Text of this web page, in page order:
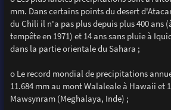
mm. Dans certains points du desert
du Chili il n'a pas plus depuis plus 400 ans
tempête en 1971) et 14 ans sans pluie à
dans la partie orientale du Sahara ;
o Le record mondial de precipitations
11.684 mm au mont Walaleale à Hawaii et
Mawsynram (Meghalaya, Inde) ;